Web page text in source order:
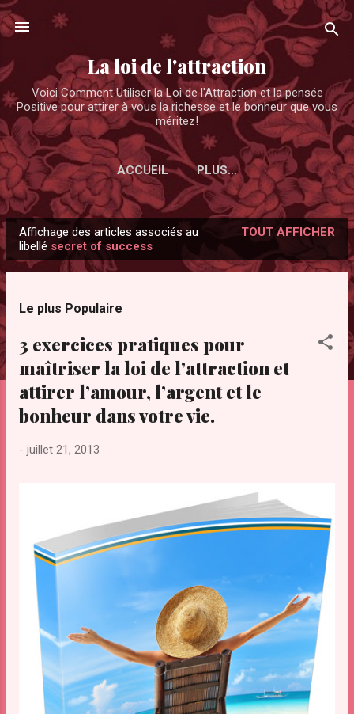
Accéder au contenu principal
La loi de l'attraction
Voici Comment Utiliser la Loi de l'Attraction et la pensée
Positive pour attirer à vous la richesse et le bonheur que vous
méritez!
ACCUEIL PLUS…
r
Affichage des articles associés au
libellé secret of success
TOUT AFFICHER
Le plus Populaire
3 exercices pratiques pour
maîtriser la loi de l’attraction et
attirer l’amour, l’argent et le
bonheur dans votre vie.
- juillet 21, 2013